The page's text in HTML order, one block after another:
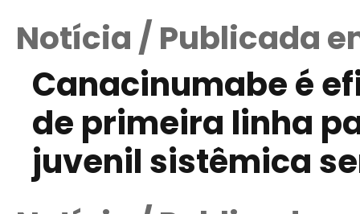
Notícia / Publicada
Canacinumabe é
de primeira linha
juvenil sistêmica